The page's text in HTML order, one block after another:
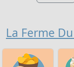
La Ferme